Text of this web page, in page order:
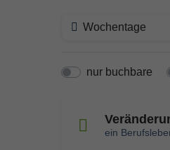
Wochentage
nur buchbare
ein